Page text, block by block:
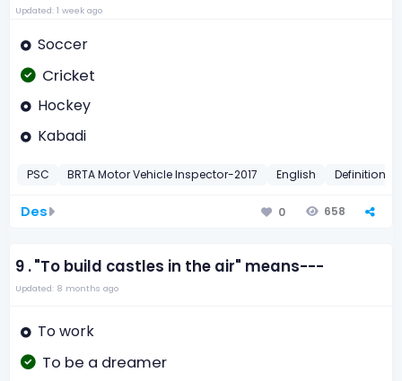
Updated: 1 week ago
Soccer
Cricket
Hockey
Kabadi
PSC BRTA Motor Vehicle Inspector-2017 English Definition
Des 0 658
9 ."To build castles in the air" means---
Updated: 8 months ago
To work
To be a dreamer